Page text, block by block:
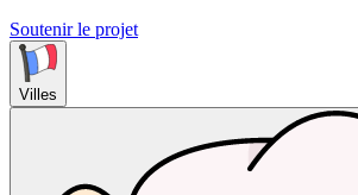
Soutenir le projet
Villes